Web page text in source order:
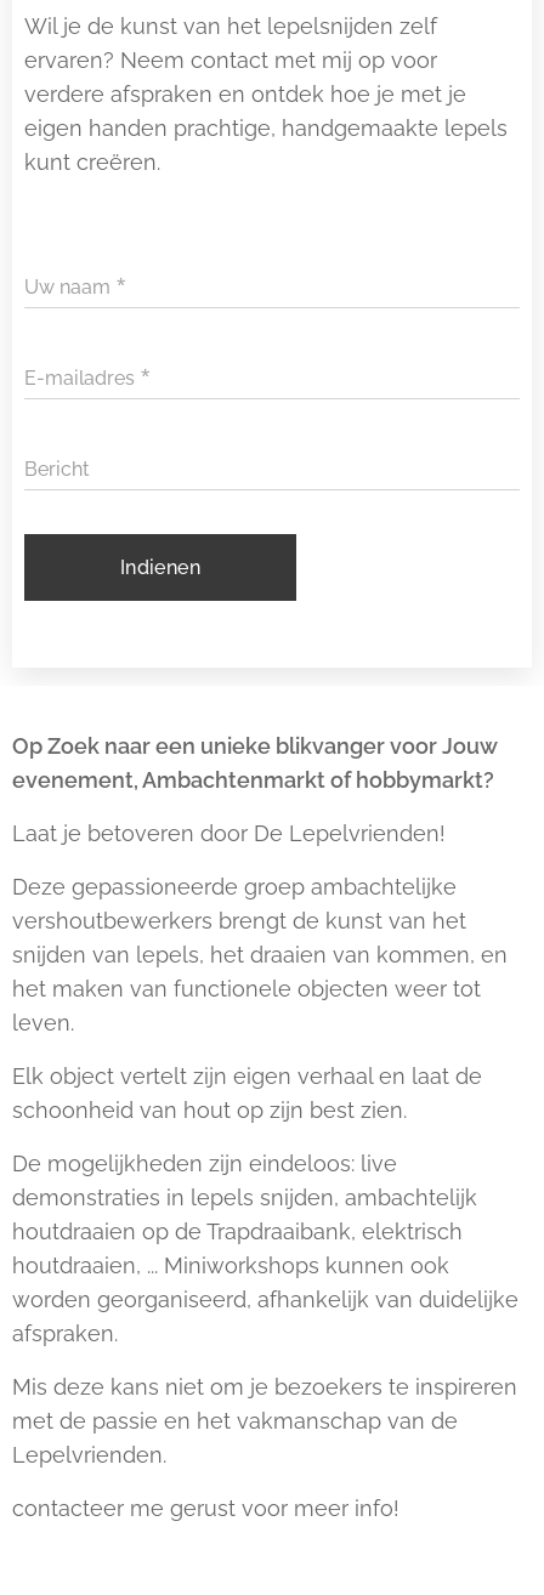
Wil je de kunst van het lepelsnijden zelf
ervaren? Neem contact met mij op voor
verdere afspraken en ontdek hoe je met je
eigen handen prachtige, handgemaakte lepels
kunt creëren.
Uw naam
E-mailadres
Bericht
Indienen
Op Zoek naar een unieke blikvanger voor Jouw
evenement, Ambachtenmarkt of hobbymarkt?
Laat je betoveren door De Lepelvrienden!
Deze gepassioneerde groep ambachtelijke
vershoutbewerkers brengt de kunst van het
snijden van lepels, het draaien van kommen, en
het maken van functionele objecten weer tot
leven.
Elk object vertelt zijn eigen verhaal en laat de
schoonheid van hout op zijn best zien.
De mogelijkheden zijn eindeloos: live
demonstraties in lepels snijden, ambachtelijk
houtdraaien op de Trapdraaibank, elektrisch
houtdraaien, ... Miniworkshops kunnen ook
worden georganiseerd, afhankelijk van duidelijke
afspraken.
Mis deze kans niet om je bezoekers te inspireren
met de passie en het vakmanschap van de
Lepelvrienden.
contacteer me gerust voor meer info!